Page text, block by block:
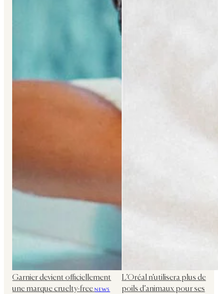
Garnier devient officiellement
une marque cruelty-freeNEWS
L’Oréal n’utilisera plus de
poils d’animaux pour ses